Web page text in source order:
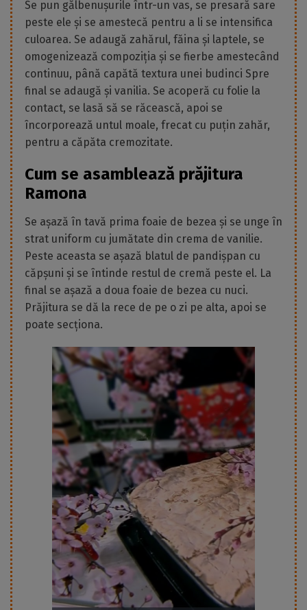
Se pun gălbenușurile într-un vas, se presară sare
peste ele și se amestecă pentru a li se intensifica
culoarea. Se adaugă zahărul, făina și laptele, se
omogenizează compoziția și se fierbe amestecând
continuu, până capătă textura unei budinci Spre
final se adaugă și vanilia. Se acoperă cu folie la
contact, se lasă să se răcească, apoi se
încorporează untul moale, frecat cu puțin zahăr,
pentru a căpăta cremozitate.
Cum se asamblează prăjitura
Ramona
Se așază în tavă prima foaie de bezea și se unge în
strat uniform cu jumătate din crema de vanilie.
Peste aceasta se așază blatul de pandișpan cu
căpșuni și se întinde restul de cremă peste el. La
final se așază a doua foaie de bezea cu nuci.
Prăjitura se dă la rece de pe o zi pe alta, apoi se
poate secționa.